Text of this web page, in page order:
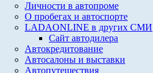
Личности в автопроме
О пробегах и автоспорте
LADAONLINE в других СМИ
Сайт автодилера
Автокредитование
Автосалоны и выставки
Автопутешествия